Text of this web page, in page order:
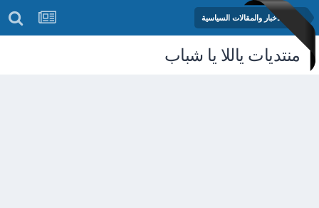
منتدى الأخبار والمقالات السياسية
منتديات ياللا يا شباب